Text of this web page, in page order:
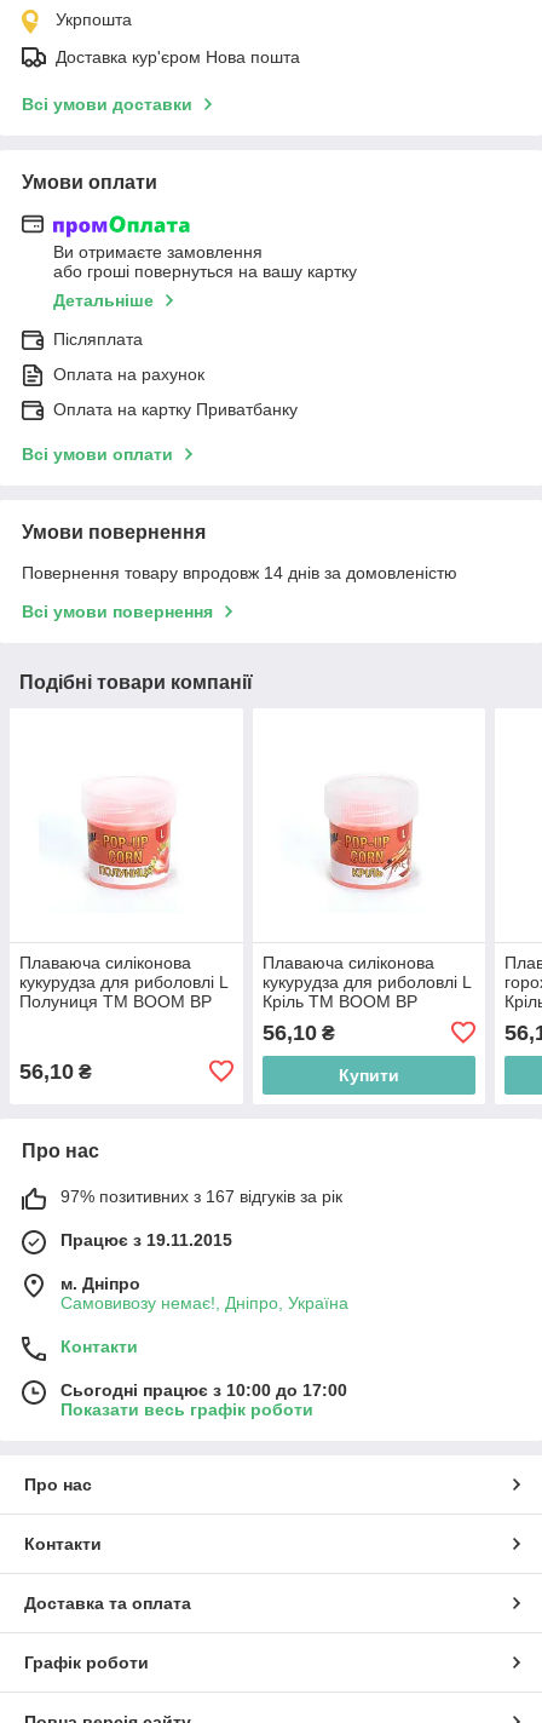
Укрпошта
Доставка кур'єром Нова пошта
Всі умови доставки
Умови оплати
Ви отримаєте замовлення
або гроші повернуться на вашу картку
Детальніше
Післяплата
Оплата на рахунок
Оплата на картку Приватбанку
Всі умови оплати
Умови повернення
Повернення товару впродовж 14 днів за домовленістю
Всі умови повернення
Подібні товари компанії
Плаваюча силіконова
кукурудза для риболовлі L
Полуниця ТМ BOOM BP
56,10 ₴
Плаваюча силіконова
кукурудза для риболовлі L
Кріль ТМ BOOM BP
56,10₴
Купити
Про нас
97% позитивних з 167 відгуків за рік
Працює з 19.11.2015
м. Дніпро
Самовивозу немає!, Дніпро, Україна
Контакти
Сьогодні працює з 10:00 до 17:00
Показати весь графік роботи
Про нас
Контакти
Доставка та оплата
Графік роботи